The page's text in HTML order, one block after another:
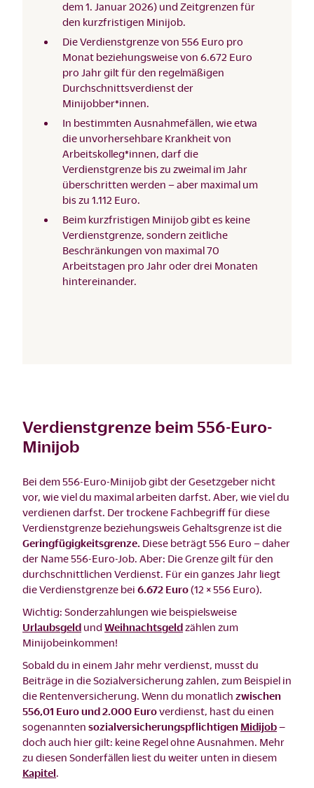
dem 1. Januar 2026) und Zeitgrenzen für
den kurzfristigen Minijob.
Die Verdienstgrenze von 556 Euro pro
Monat beziehungsweise von 6.672 Euro
pro Jahr gilt für den regelmäßigen
Durchschnittsverdienst der
Minijobber*innen.
In bestimmten Ausnahmefällen, wie etwa
die unvorhersehbare Krankheit von
Arbeitskolleg*innen, darf die
Verdienstgrenze bis zu zweimal im Jahr
überschritten werden – aber maximal um
bis zu 1.112 Euro.
Beim kurzfristigen Minijob gibt es keine
Verdienstgrenze, sondern zeitliche
Beschränkungen von maximal 70
Arbeitstagen pro Jahr oder drei Monaten
hintereinander.
Verdienstgrenze beim 556-Euro-
Minijob
Bei dem 556-Euro-Minijob gibt der Gesetzgeber nicht
vor, wie viel du maximal arbeiten darfst. Aber, wie viel du
verdienen darfst. Der trockene Fachbegriff für diese
Verdienstgrenze beziehungsweis Gehaltsgrenze ist die
Geringfügigkeitsgrenze. Diese beträgt 556 Euro – daher
der Name 556-Euro-Job. Aber: Die Grenze gilt für den
durchschnittlichen Verdienst. Für ein ganzes Jahr liegt
die Verdienstgrenze bei 6.672 Euro(12 × 556 Euro).
Wichtig: Sonderzahlungen wie beispielsweise
Urlaubsgeld und Weihnachtsgeld zählen zum
Minijobeinkommen!
Sobald du in einem Jahr mehr verdienst, musst du
Beiträge in die Sozialversicherung zahlen, zum Beispiel in
die Rentenversicherung. Wenn du monatlich zwischen
556,01 Euro und 2.000 Euroverdienst, hast du einen
sogenannten sozialversicherungspflichtigen Midijob–
doch auch hier gilt: keine Regel ohne Ausnahmen. Mehr
zu diesen Sonderfällen liest du weiter unten in diesem
Kapitel